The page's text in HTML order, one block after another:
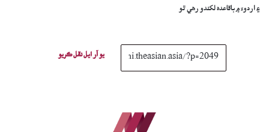
۽ اردوءَ ۾ باقاعدہ لکندو رھي ٿو
يو آر ايل نقل ڪريو